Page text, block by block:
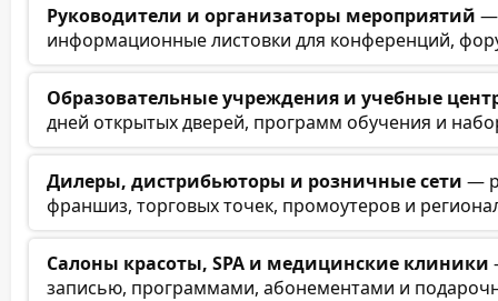
Руководители и организаторы мероприятий —
информационные листовки для конференций,
Образовательные учреждения и учебные
дней открытых дверей, программ обучения и
Дилеры, дистрибьюторы и розничные сети —
франшиз, торговых точек, промоутеров и
Салоны красоты, SPA и медицинские клиники
записью, программами, абонементами и